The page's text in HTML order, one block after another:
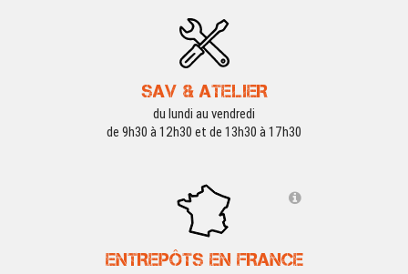
SAV & ATELIER
du lundi au vendredi
de 9h30 à 12h30 et de 13h30 à 17h30
ENTREPÔTS EN FRANCE